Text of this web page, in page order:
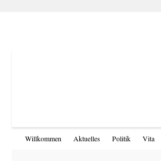
Willkommen Aktuelles Politik Vita